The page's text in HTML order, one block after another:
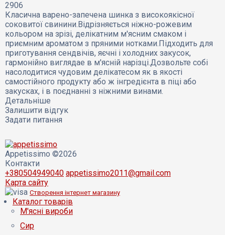
2906
Класична варено-запечена шинка з високоякісної
соковитої свинини.Відрізняється ніжно-рожевим
кольором на зрізі, делікатним м'ясним смаком і
приємним ароматом з пряними нотками.Підходить для
приготування сендвічів, яєчні і холодних закусок,
гармонійно виглядае в м'ясній нарізці.Дозвольте собі
насолодитися чудовим делікатесом як в якості
самостійного продукту або ж інгредієнта в піці або
закусках, і в поєднанні з ніжними винами.
Детальніше
Залишити відгук
Задати питання
Appetissimo ©2026
Контакти
+380504949040 appetissimo2011@gmail.com
Карта сайту
Створення інтернет магазину
Каталог товарів
М'ясні вироби
Сир